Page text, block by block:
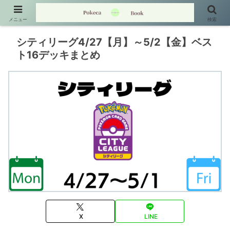
シティリーグ4/27【月】～5/2【金】ベス
ト16デッキまとめ
X LINE
メニュー 検索